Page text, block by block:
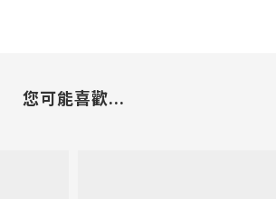
您可能喜歡...